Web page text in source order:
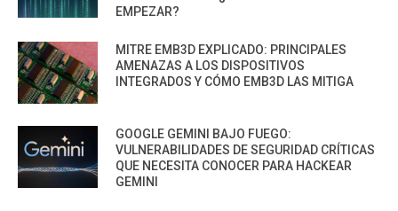
EMPEZAR?
MITRE EMB3D EXPLICADO: PRINCIPALES
AMENAZAS A LOS DISPOSITIVOS
INTEGRADOS Y CÓMO EMB3D LAS MITIGA
GOOGLE GEMINI BAJO FUEGO:
VULNERABILIDADES DE SEGURIDAD CRÍTICAS
QUE NECESITA CONOCER PARA HACKEAR
GEMINI